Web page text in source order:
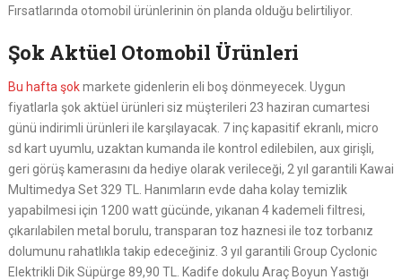
Fırsatlarında otomobil ürünlerinin ön planda olduğu belirtiliyor.
Şok Aktüel Otomobil Ürünleri
Bu hafta şokmarkete gidenlerin eli boş dönmeyecek. Uygun
fiyatlarla şok aktüel ürünleri siz müşterileri 23 haziran cumartesi
günü indirimli ürünleri ile karşılayacak. 7 inç kapasitif ekranlı, micro
sd kart uyumlu, uzaktan kumanda ile kontrol edilebilen, aux girişli,
geri görüş kamerasını da hediye olarak verileceği, 2 yıl garantili Kawai
Multimedya Set 329 TL. Hanımların evde daha kolay temizlik
yapabilmesi için 1200 watt gücünde, yıkanan 4 kademeli filtresi,
çıkarılabilen metal borulu, transparan toz haznesi ile toz torbanız
dolumunu rahatlıkla takip edeceğiniz. 3 yıl garantili Group Cyclonic
Elektrikli Dik Süpürge 89,90 TL. Kadife dokulu Araç Boyun Yastığı